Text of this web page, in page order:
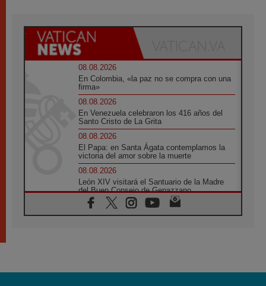
08.08.2026
En Colombia, «la paz no se compra con una
firma»
08.08.2026
En Venezuela celebraron los 416 años del
Santo Cristo de La Grita
08.08.2026
El Papa: en Santa Ágata contemplamos la
victoria del amor sobre la muerte
08.08.2026
León XIV visitará el Santuario de la Madre
del Buen Consejo de Genazzano
07.08.2026
Filipinas: el Vicariato Apostólico de Calapán
07.08.2026